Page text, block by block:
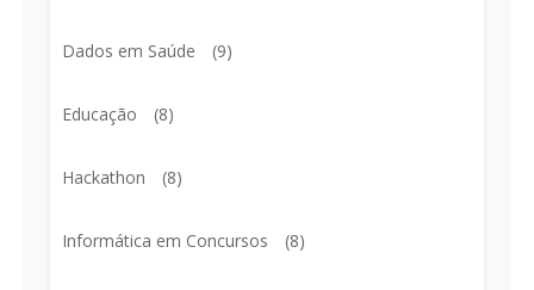
Dados em Saúde (9)
Educação (8)
Hackathon (8)
Informática em Concursos (8)